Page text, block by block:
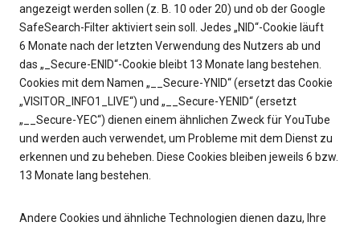
angezeigt werden sollen (z. B. 10 oder 20) und ob der Google
SafeSearch-Filter aktiviert sein soll. Jedes „NID“-Cookie läuft
6 Monate nach der letzten Verwendung des Nutzers ab und
das „_Secure-ENID“-Cookie bleibt 13 Monate lang bestehen.
Cookies mit dem Namen „__Secure-YNID“ (ersetzt das Cookie
„VISITOR_INFO1_LIVE“) und „__Secure-YENID“ (ersetzt
„__Secure-YEC“) dienen einem ähnlichen Zweck für YouTube
und werden auch verwendet, um Probleme mit dem Dienst zu
erkennen und zu beheben. Diese Cookies bleiben jeweils 6 bzw.
13 Monate lang bestehen.
Andere Cookies und ähnliche Technologien dienen dazu, Ihre